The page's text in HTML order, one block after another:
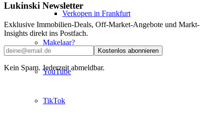
Verkopen in Frankfurt
Makelaar?
YouTube
TikTok
Lukinski Newsletter
Exklusive Immobilien-Deals, Off-Market-Angebote und Markt-
Insights direkt ins Postfach.
Kostenlos abonnieren
Kein Spam. Jederzeit abmeldbar.